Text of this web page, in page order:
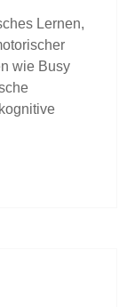
Lernen,
wie Busy